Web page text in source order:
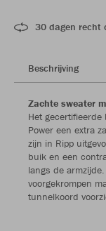
30 dagen recht
Beschrijving
Zachte sweater
Het gecertifieerde
Power een extra
zijn in Ripp
buik en een
langs de
voorgekrompen
tunnelkoord